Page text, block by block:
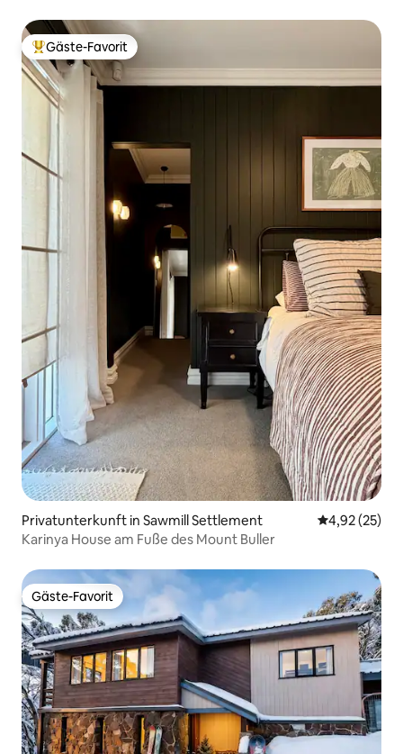
Beliebter Gäste-Favorit.
Gäste-Favorit
Privatunterkunft in Sawmill Settlement
4,92 (25)
Karinya House am Fuße des Mount Buller
Gäste-Favorit
Gäste-Favorit